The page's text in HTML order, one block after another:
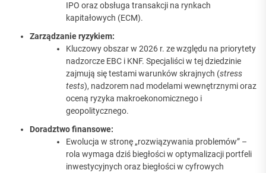
IPO oraz obsługa transakcji na rynkach
kapitałowych (ECM).
Zarządzanie ryzykiem:
Kluczowy obszar w 2026 r. ze względu na priorytety
nadzorcze EBC i KNF. Specjaliści w tej dziedzinie
zajmują się testami warunków skrajnych (stress
tests), nadzorem nad modelami wewnętrznymi oraz
oceną ryzyka makroekonomicznego i
geopolitycznego.
Doradztwo finansowe:
Ewolucja w stronę „rozwiązywania problemów” –
rola wymaga dziś biegłości w optymalizacji portfeli
inwestycyjnych oraz biegłości w cyfrowych